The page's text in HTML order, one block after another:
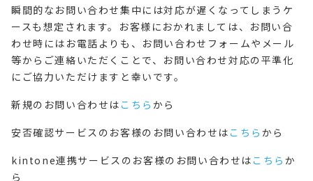
瞬間的なお問い合わせ集中には対応が遅くなってしまうケ
ースも想定されます。お客様におかれましては、お問い合
わせ時にはお電話よりも、お問い合わせフォームやメール
等からご連絡いただくことで、お問い合わせ対応の平準化
にご協力いただけますと幸いです。
新規のお問い合わせは こちら から
安否確認サービスのお客様のお問い合わせは こちら から
kintone連携サービスのお客様のお問い合わせは こちら か
ら